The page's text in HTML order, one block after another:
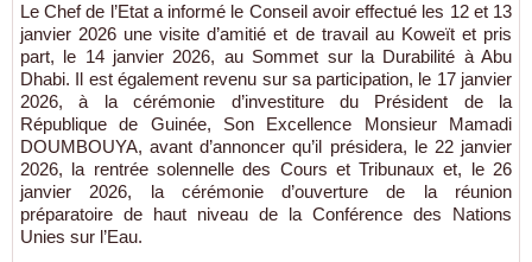
Le Chef de l’Etat a informé le Conseil avoir effectué les 12 et 13
janvier 2026 une visite d’amitié et de travail au Koweït et pris
part, le 14 janvier 2026, au Sommet sur la Durabilité à Abu
Dhabi. Il est également revenu sur sa participation, le 17 janvier
2026, à la cérémonie d’investiture du Président de la
République de Guinée, Son Excellence Monsieur Mamadi
DOUMBOUYA, avant d’annoncer qu’il présidera, le 22 janvier
2026, la rentrée solennelle des Cours et Tribunaux et, le 26
janvier 2026, la cérémonie d’ouverture de la réunion
préparatoire de haut niveau de la Conférence des Nations
Unies sur l’Eau.